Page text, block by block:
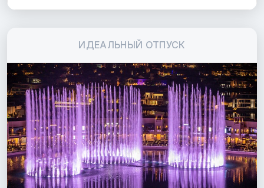
ИДЕАЛЬНЫЙ ОТПУСК